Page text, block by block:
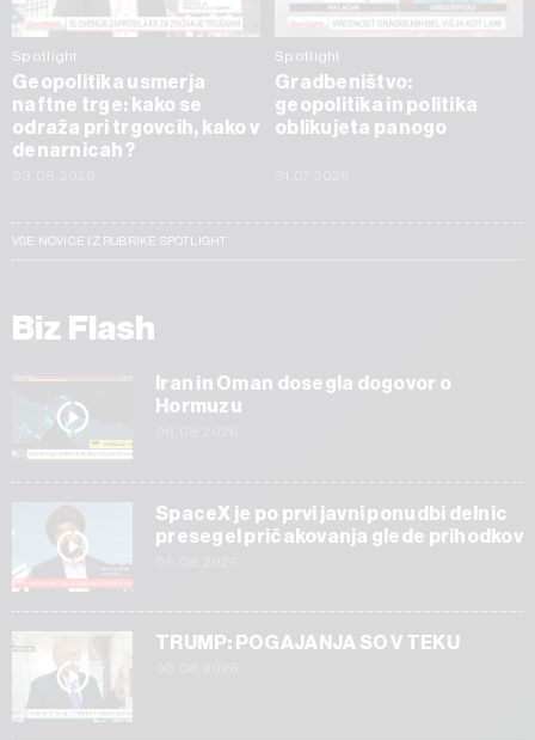
Spotlight
Geopolitika usmerja
naftne trge: kako se
odraža pri trgovcih, kako v
denarnicah?
Spotlight
Gradbeništvo:
geopolitika in politika
oblikujeta panogo
VSE NOVICE IZ RUBRIKE SPOTLIGHT
Biz Flash
Iran in Oman dosegla dogovor o
Hormuzu
SpaceX je po prvi javni ponudbi delnic
presegel pričakovanja glede prihodkov
TRUMP: POGAJANJA SO V TEKU